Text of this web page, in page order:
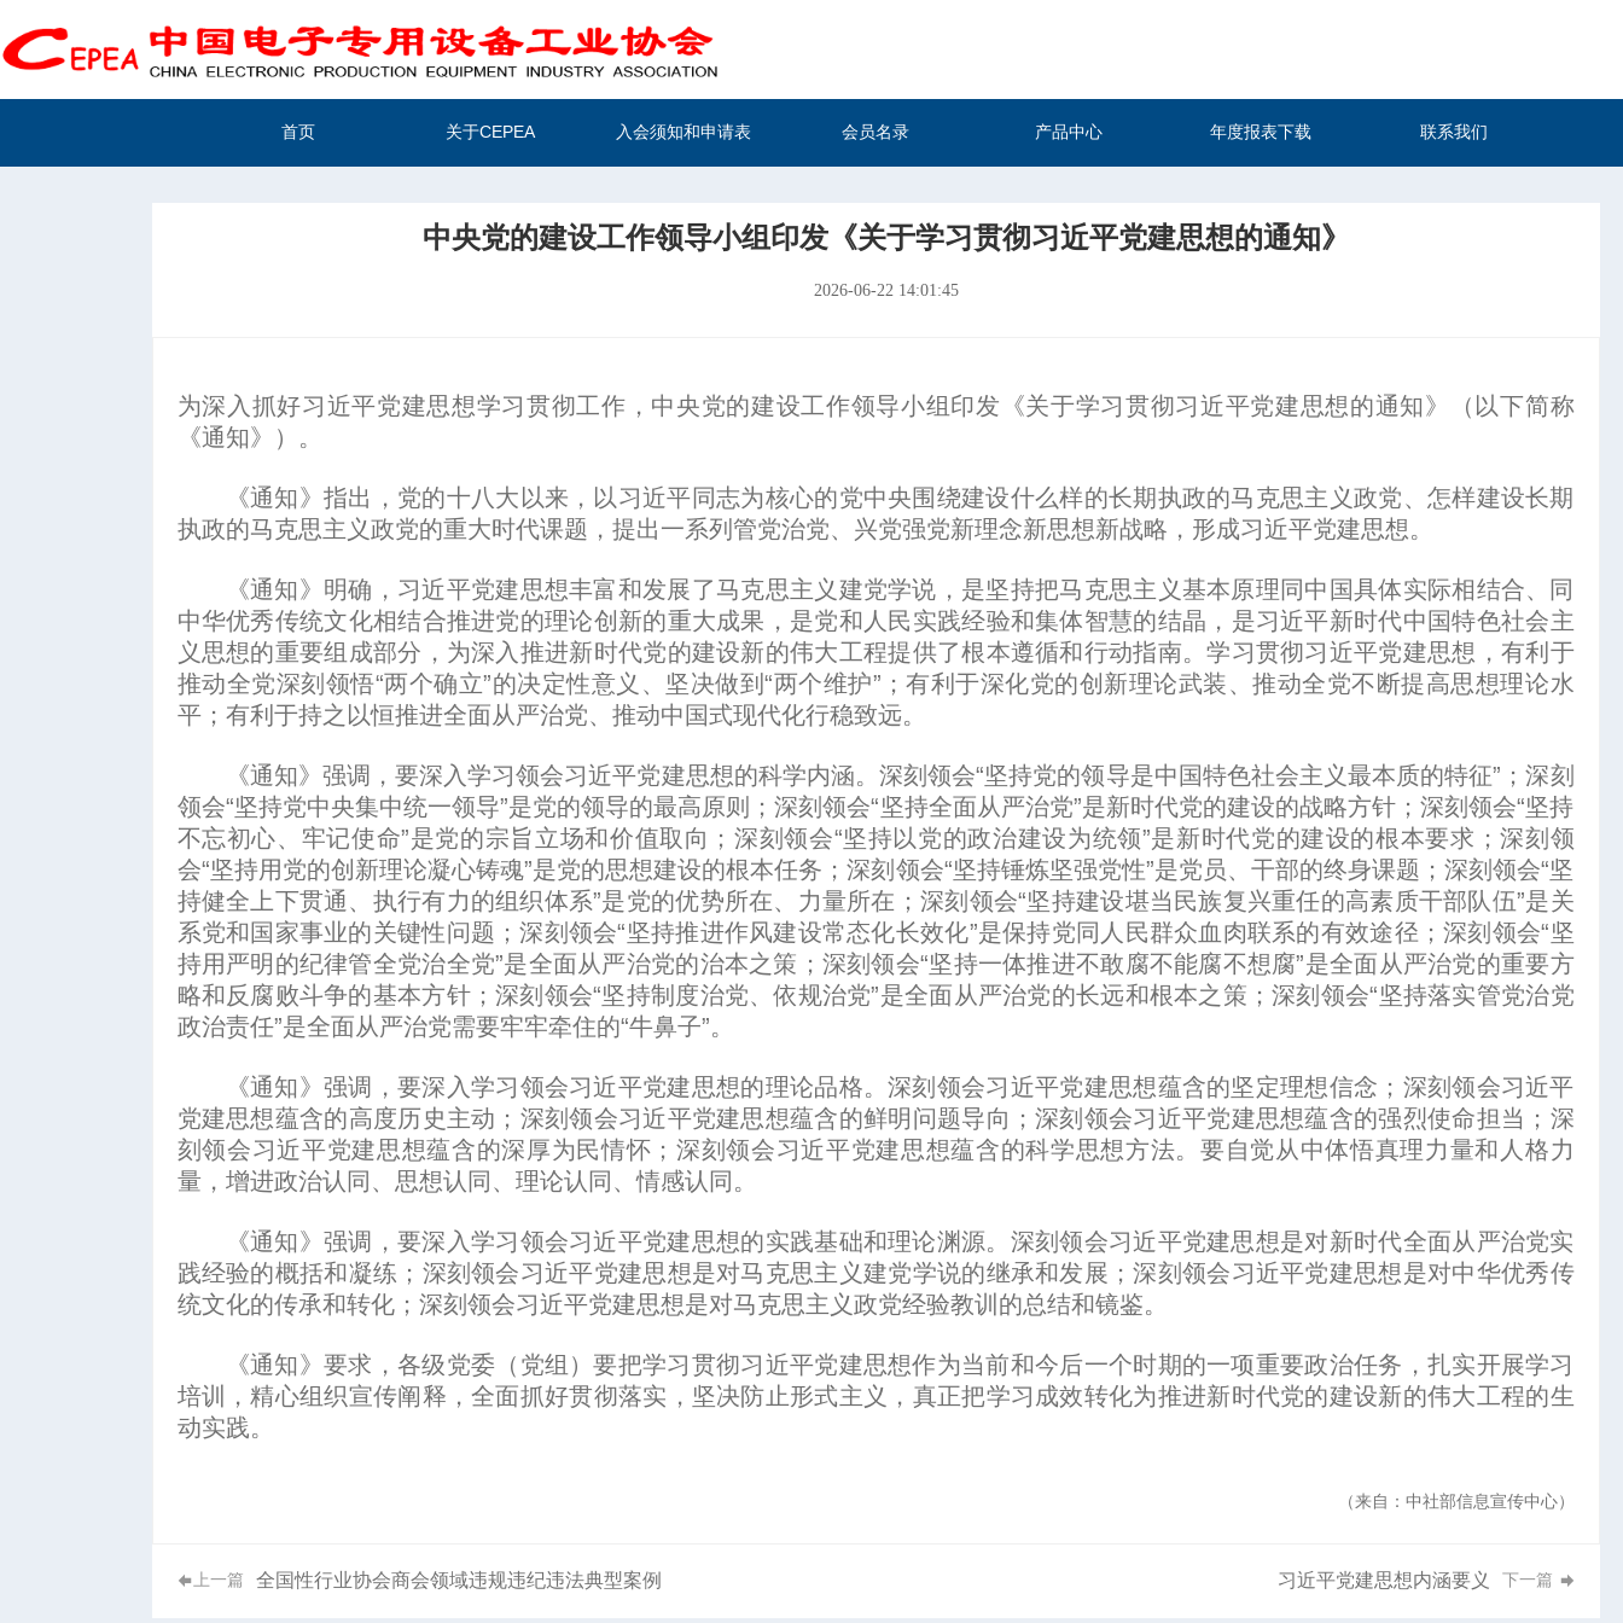
首页 关于CEPEA 入会须知和申请表 会员名录 产品中心 年度报表下载 联系我们
中央党的建设工作领导小组印发《关于学习贯彻习近平党建思想的通知》
2026-06-22 14:01:45
为深入抓好习近平党建思想学习贯彻工作，中央党的建设工作领导小组印发《关于学习贯彻习近平党建思想的通知》（以下简称
《通知》）。
《通知》指出，党的十八大以来，以习近平同志为核心的党中央围绕建设什么样的长期执政的马克思主义政党、怎样建设长期
执政的马克思主义政党的重大时代课题，提出一系列管党治党、兴党强党新理念新思想新战略，形成习近平党建思想。
《通知》明确，习近平党建思想丰富和发展了马克思主义建党学说，是坚持把马克思主义基本原理同中国具体实际相结合、同
中华优秀传统文化相结合推进党的理论创新的重大成果，是党和人民实践经验和集体智慧的结晶，是习近平新时代中国特色社会主
义思想的重要组成部分，为深入推进新时代党的建设新的伟大工程提供了根本遵循和行动指南。学习贯彻习近平党建思想，有利于
推动全党深刻领悟“两个确立”的决定性意义、坚决做到“两个维护”；有利于深化党的创新理论武装、推动全党不断提高思想理论水
平；有利于持之以恒推进全面从严治党、推动中国式现代化行稳致远。
《通知》强调，要深入学习领会习近平党建思想的科学内涵。深刻领会“坚持党的领导是中国特色社会主义最本质的特征”；深刻
领会“坚持党中央集中统一领导”是党的领导的最高原则；深刻领会“坚持全面从严治党”是新时代党的建设的战略方针；深刻领会“坚持
不忘初心、牢记使命”是党的宗旨立场和价值取向；深刻领会“坚持以党的政治建设为统领”是新时代党的建设的根本要求；深刻领
会“坚持用党的创新理论凝心铸魂”是党的思想建设的根本任务；深刻领会“坚持锤炼坚强党性”是党员、干部的终身课题；深刻领会“坚
持健全上下贯通、执行有力的组织体系”是党的优势所在、力量所在；深刻领会“坚持建设堪当民族复兴重任的高素质干部队伍”是关
系党和国家事业的关键性问题；深刻领会“坚持推进作风建设常态化长效化”是保持党同人民群众血肉联系的有效途径；深刻领会“坚
持用严明的纪律管全党治全党”是全面从严治党的治本之策；深刻领会“坚持一体推进不敢腐不能腐不想腐”是全面从严治党的重要方
略和反腐败斗争的基本方针；深刻领会“坚持制度治党、依规治党”是全面从严治党的长远和根本之策；深刻领会“坚持落实管党治党
政治责任”是全面从严治党需要牢牢牵住的“牛鼻子”。
《通知》强调，要深入学习领会习近平党建思想的理论品格。深刻领会习近平党建思想蕴含的坚定理想信念；深刻领会习近平
党建思想蕴含的高度历史主动；深刻领会习近平党建思想蕴含的鲜明问题导向；深刻领会习近平党建思想蕴含的强烈使命担当；深
刻领会习近平党建思想蕴含的深厚为民情怀；深刻领会习近平党建思想蕴含的科学思想方法。要自觉从中体悟真理力量和人格力
量，增进政治认同、思想认同、理论认同、情感认同。
《通知》强调，要深入学习领会习近平党建思想的实践基础和理论渊源。深刻领会习近平党建思想是对新时代全面从严治党实
践经验的概括和凝练；深刻领会习近平党建思想是对马克思主义建党学说的继承和发展；深刻领会习近平党建思想是对中华优秀传
统文化的传承和转化；深刻领会习近平党建思想是对马克思主义政党经验教训的总结和镜鉴。
《通知》要求，各级党委（党组）要把学习贯彻习近平党建思想作为当前和今后一个时期的一项重要政治任务，扎实开展学习
培训，精心组织宣传阐释，全面抓好贯彻落实，坚决防止形式主义，真正把学习成效转化为推进新时代党的建设新的伟大工程的生
动实践。
（来自：中社部信息宣传中心）
上一篇 全国性行业协会商会领域违规违纪违法典型案例 习近平党建思想内涵要义 下一篇